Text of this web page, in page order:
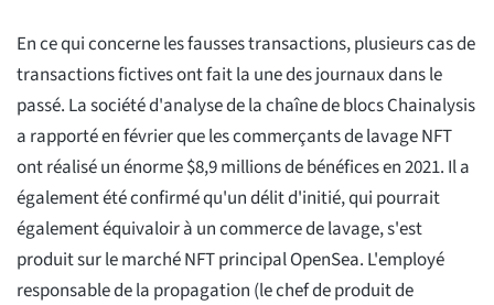
En ce qui concerne les fausses transactions, plusieurs cas de
transactions fictives ont fait la une des journaux dans le
passé. La société d'analyse de la chaîne de blocs Chainalysis
a rapporté en février que les commerçants de lavage NFT
ont réalisé un énorme $8,9 millions de bénéfices en 2021. Il a
également été confirmé qu'un délit d'initié, qui pourrait
également équivaloir à un commerce de lavage, s'est
produit sur le marché NFT principal OpenSea. L'employé
responsable de la propagation (le chef de produit de